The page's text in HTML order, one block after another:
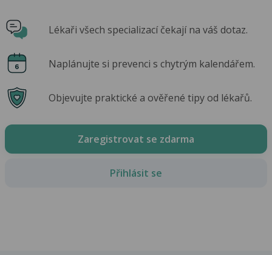
Lékaři všech specializací čekají na váš dotaz.
Naplánujte si prevenci s chytrým kalendářem.
Objevujte praktické a ověřené tipy od lékařů.
Zaregistrovat se zdarma
Přihlásit se